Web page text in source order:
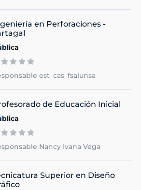
en Perforaciones -
est_cas_fsalunsa
de Educación Inicial
Nancy Ivana Vega
Superior en Diseño